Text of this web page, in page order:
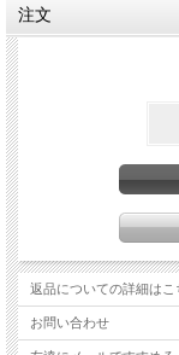
注文
返品についての詳細はこ
お問い合わせ